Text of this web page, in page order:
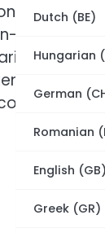
Dutch (BE)
Hungarian
German
Romanian
English (GB)
Greek (GR)
codici
game,
un
per